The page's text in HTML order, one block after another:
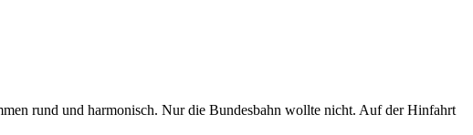
rund und harmonisch. Nur die Bundesbahn wollte nicht. Auf der Hinfahrt